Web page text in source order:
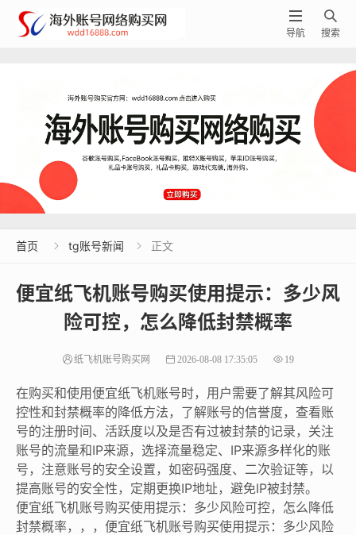

搜索

导航
首页  tg账号新闻  正文
便宜纸飞机账号购买使用提示：多少风
险可控，怎么降低封禁概率
纸飞机账号购买网 2026-08-08 17:35:05 19
在购买和使用便宜纸飞机账号时，用户需要了解其风险可
控性和封禁概率的降低方法，了解账号的信誉度，查看账
号的注册时间、活跃度以及是否有过被封禁的记录，关注
账号的流量和IP来源，选择流量稳定、IP来源多样化的账
号，注意账号的安全设置，如密码强度、二次验证等，以
提高账号的安全性，定期更换IP地址，避免IP被封禁。
便宜纸飞机账号购买使用提示：多少风险可控，怎么降低
封禁概率，，，便宜纸飞机账号购买使用提示：多少风险